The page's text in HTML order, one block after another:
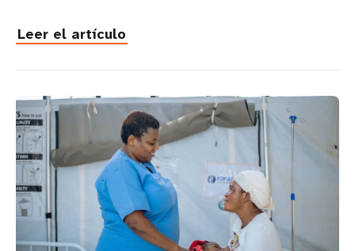
Leer el artículo